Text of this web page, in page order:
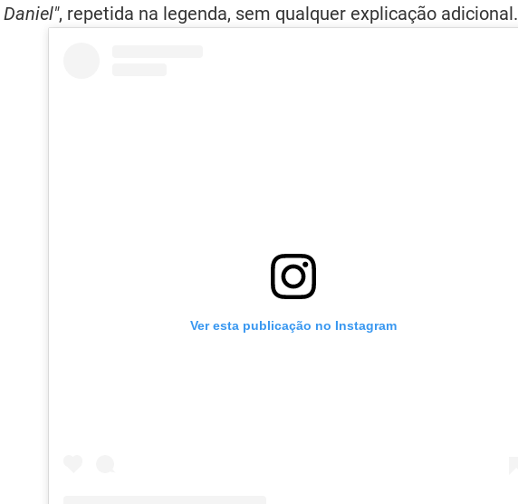
, repetida na legenda, sem qualquer explicação adicional.
Ver esta publicação no Instagram